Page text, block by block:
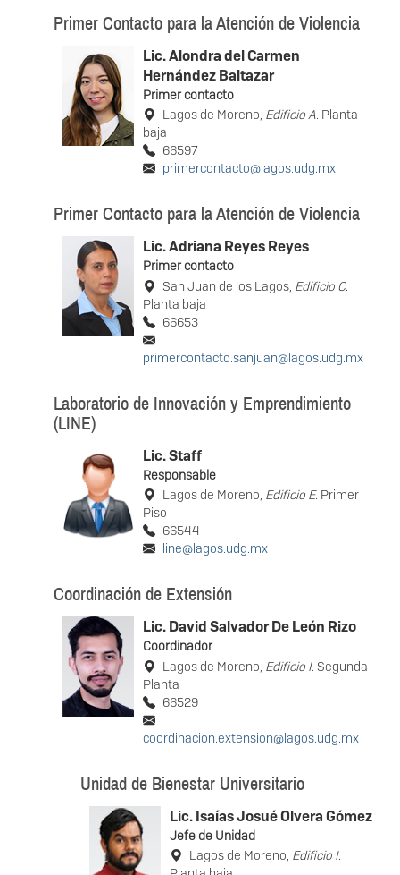
Primer Contacto para la Atención de Violencia
Lic. Alondra del Carmen
Hernández Baltazar
Primer contacto
Lagos de Moreno, Edificio A. Planta
baja
66597
primercontacto@lagos.udg.mx
Primer Contacto para la Atención de Violencia
Lic. Adriana Reyes Reyes
Primer contacto
San Juan de los Lagos, Edificio C.
Planta baja
66653
primercontacto.sanjuan@lagos.udg.mx
Laboratorio de Innovación y Emprendimiento
(LINE)
Lic. Staff
Responsable
Lagos de Moreno, Edificio E. Primer
Piso
66544
line@lagos.udg.mx
Coordinación de Extensión
Lic. David Salvador De León Rizo
Coordinador
Lagos de Moreno, Edificio I. Segunda
Planta
66529
coordinacion.extension@lagos.udg.mx
Unidad de Bienestar Universitario
Lic. Isaías Josué Olvera Gómez
Jefe de Unidad
Lagos de Moreno, Edificio I.